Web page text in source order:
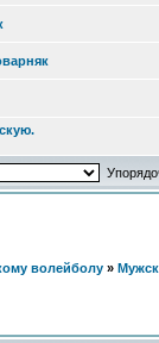
волейболу »